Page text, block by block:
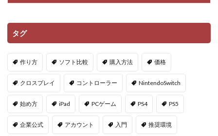
タグ
作り方 ソフト比較 購入方法 価格
クロスプレイ コントローラー NintendoSwitch
始め方 iPad PCゲーム PS4 PS5
企業公式 アカウント 入門 推奨環境